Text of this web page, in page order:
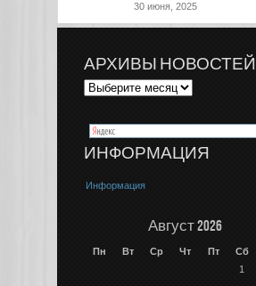
30 июня, 2025
АРХИВЫ НОВОСТЕЙ
ИНФОРМАЦИЯ
Информация
Август 2026
Пн Вт Ср Чт Пт Сб
1